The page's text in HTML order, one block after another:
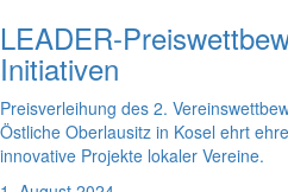
LEADER-
Initiativen
Preisverleihung des 2.
Östliche Oberlausitz in Kosel ehrt
innovative Projekte lokaler Vereine.